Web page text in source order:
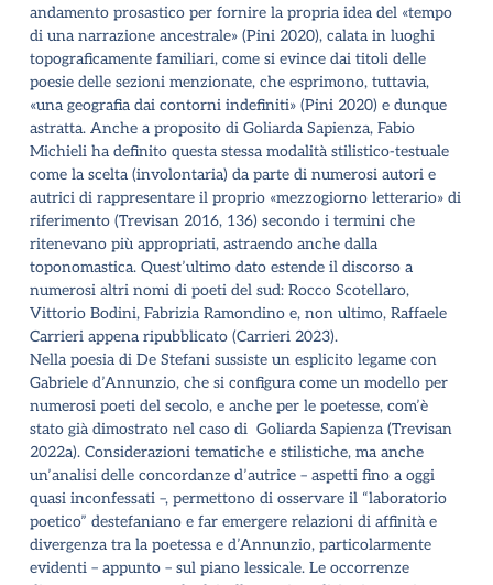
andamento prosastico per fornire la propria idea del «tempo
di una narrazione ancestrale» (Pini 2020), calata in luoghi
topograficamente familiari, come si evince dai titoli delle
poesie delle sezioni menzionate, che esprimono, tuttavia,
«una geografia dai contorni indefiniti» (Pini 2020) e dunque
astratta. Anche a proposito di Goliarda Sapienza, Fabio
Michieli ha definito questa stessa modalità stilistico-testuale
come la scelta (involontaria) da parte di numerosi autori e
autrici di rappresentare il proprio «mezzogiorno letterario» di
riferimento (Trevisan 2016, 136) secondo i termini che
ritenevano più appropriati, astraendo anche dalla
toponomastica. Quest’ultimo dato estende il discorso a
numerosi altri nomi di poeti del sud: Rocco Scotellaro,
Vittorio Bodini, Fabrizia Ramondino e, non ultimo, Raffaele
Carrieri appena ripubblicato (Carrieri 2023).
Nella poesia di De Stefani sussiste un esplicito legame con
Gabriele d’Annunzio, che si configura come un modello per
numerosi poeti del secolo, e anche per le poetesse, com’è
stato già dimostrato nel caso di Goliarda Sapienza (Trevisan
2022a). Considerazioni tematiche e stilistiche, ma anche
un’analisi delle concordanze d’autrice – aspetti fino a oggi
quasi inconfessati –, permettono di osservare il “laboratorio
poetico” destefaniano e far emergere relazioni di affinità e
divergenza tra la poetessa e d’Annunzio, particolarmente
evidenti – appunto – sul piano lessicale. Le occorrenze